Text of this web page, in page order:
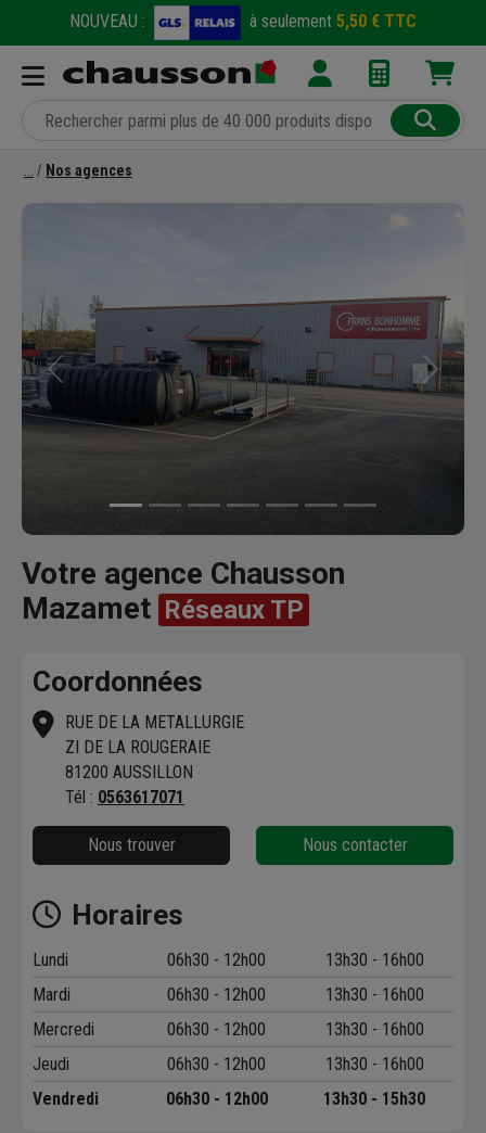
NOUVEAU : à seulement 5,50 € TTC
Nos agences
Précédent Suivant
Votre agence Chausson
Mazamet Réseaux TP
Coordonnées
RUE DE LA METALLURGIE
ZI DE LA ROUGERAIE
81200 AUSSILLON
Tél : 0563617071
Nous trouver Nous contacter
Horaires
Lundi 06h30 - 12h00
13h30 - 16h00
Mardi
06h30 - 12h00
13h30 - 16h00
Mercredi
06h30 - 12h00
13h30 - 16h00
Jeudi
06h30 - 12h00
13h30 - 16h00
Vendredi
06h30 - 12h00 13h30 - 15h30